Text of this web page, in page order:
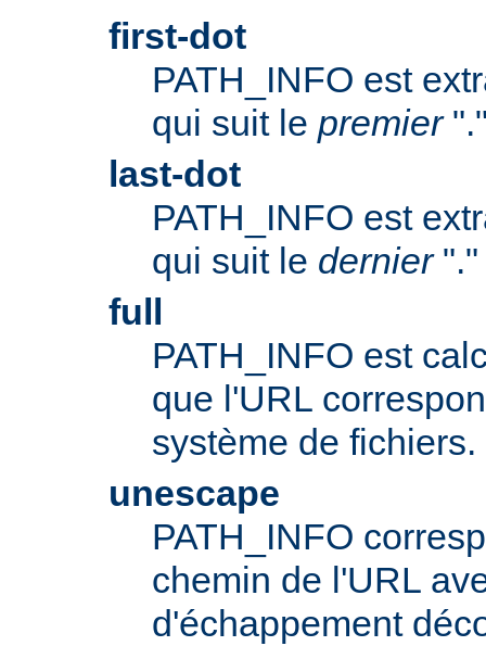
first-dot
PATH_INFO est
qui suit le premier
last-dot
PATH_INFO est
qui suit le dernier"."
full
PATH_INFO est
que l'URL
système de fichiers.
unescape
PATH_INFO
chemin de l'URL
d'échappement